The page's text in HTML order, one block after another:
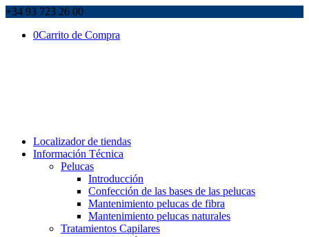
+34 93 723 26 00
0Carrito de Compra
Localizador de tiendas
Información Técnica
Pelucas
Introducción
Confección de las bases de las pelucas
Mantenimiento pelucas de fibra
Mantenimiento pelucas naturales
Tratamientos Capilares